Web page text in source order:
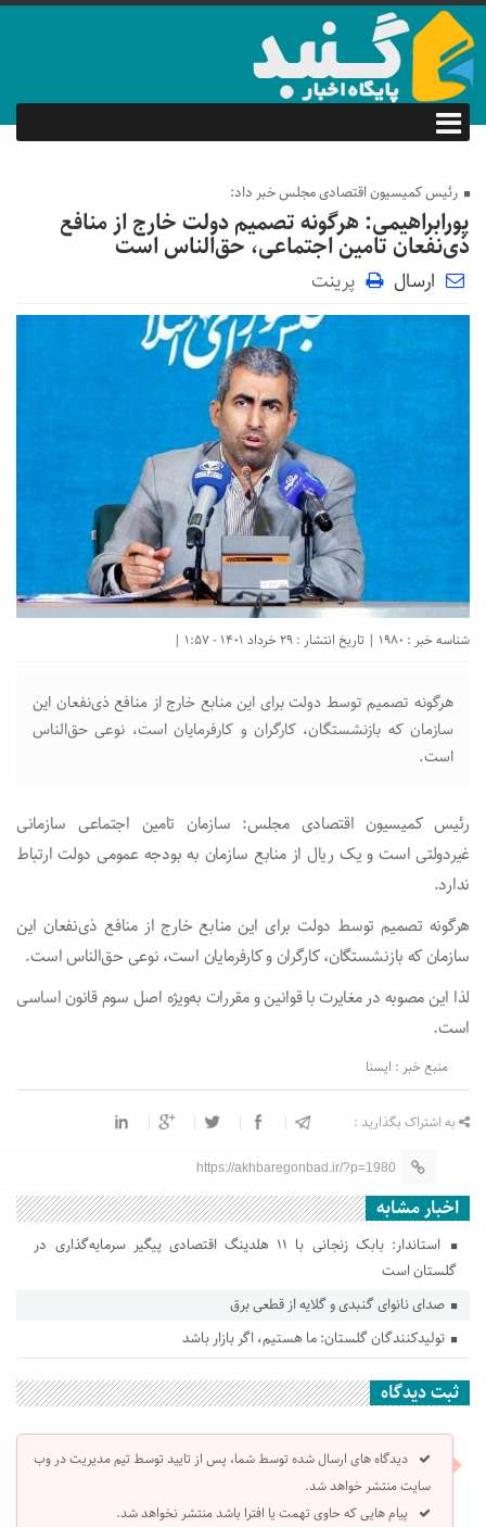
رئیس کمیسیون اقتصادی مجلس خبر داد:
پورابراهیمی: هرگونه تصمیم دولت خارج از منافع
ذی‌نفعان تامین اجتماعی، حق‌الناس است
ارسال پرینت
شناسه خبر : 1980 | تاریخ انتشار : 29 خرداد 1401 - 1:57 |
هرگونه تصمیم توسط دولت برای این منابع خارج از منافع ذی‌نفعان این
سازمان که بازنشستگان، کارگران و کارفرمایان است، نوعی حق‌الناس
است.
رئیس کمیسیون اقتصادی مجلس: سازمان تامین اجتماعی سازمانی
غیردولتی است و یک ریال از منابع سازمان به بودجه عمومی دولت ارتباط
ندارد.
هرگونه تصمیم توسط دولت برای این منابع خارج از منافع ذی‌نفعان این
سازمان که بازنشستگان، کارگران و کارفرمایان است، نوعی حق‌الناس است.
لذا این مصوبه در مغایرت با قوانین و مقررات به‌ویژه اصل سوم قانون اساسی
است.
منبع خبر : ایسنا
به اشتراک بگذارید :
https://akhbaregonbad.ir/?p=1980
اخبار مشابه
استاندار: بابک زنجانی با ۱۱ هلدینگ اقتصادی پیگیر سرمایه‌گذاری در
گلستان است
صدای نانوای گنبدی و گلایه از قطعی برق
تولیدکنندگان گلستان: ما هستیم، اگر بازار باشد
ثبت دیدگاه
دیدگاه های ارسال شده توسط شما، پس از تایید توسط تیم مدیریت در وب
سایت منتشر خواهد شد.
پیام هایی که حاوی تهمت یا افترا باشد منتشر نخواهد شد.